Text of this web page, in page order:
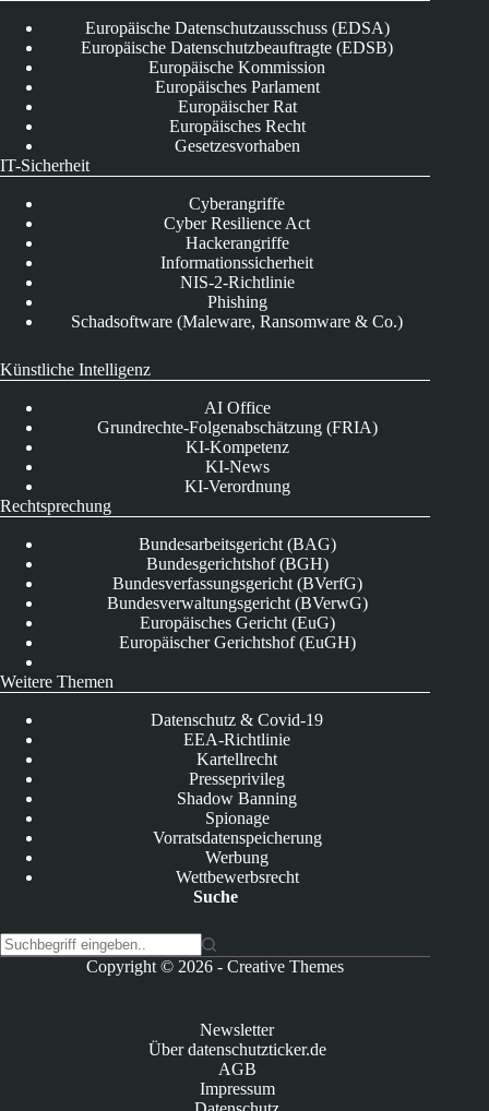
Europäische Datenschutzausschuss (EDSA)
Europäische Datenschutzbeauftragte (EDSB)
Europäische Kommission
Europäisches Parlament
Europäischer Rat
Europäisches Recht
Gesetzesvorhaben
IT-Sicherheit
Cyberangriffe
Cyber Resilience Act
Hackerangriffe
Informationssicherheit
NIS-2-Richtlinie
Phishing
Schadsoftware (Maleware, Ransomware & Co.)
Künstliche Intelligenz
AI Office
Grundrechte-Folgenabschätzung (FRIA)
KI-Kompetenz
KI-News
KI-Verordnung
Rechtsprechung
Bundesarbeitsgericht (BAG)
Bundesgerichtshof (BGH)
Bundesverfassungsgericht (BVerfG)
Bundesverwaltungsgericht (BVerwG)
Europäisches Gericht (EuG)
Europäischer Gerichtshof (EuGH)
Weitere Themen
Datenschutz & Covid-19
EEA-Richtlinie
Kartellrecht
Presseprivileg
Shadow Banning
Spionage
Vorratsdatenspeicherung
Werbung
Wettbewerbsrecht
Suche
Copyright © 2026 -Creative Themes
Newsletter
Über datenschutzticker.de
AGB
Impressum